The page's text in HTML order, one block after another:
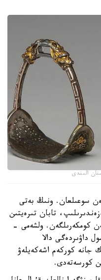
الىندى
سوعىلعان. ونىڭ بەتى
تابان تىرەيتىن
كومكەرىلگەن. ولشەمى -
سول داۋىردەگى دالا
جانە كوركەم اشەكەيلەۋ
كورسەتەدى.